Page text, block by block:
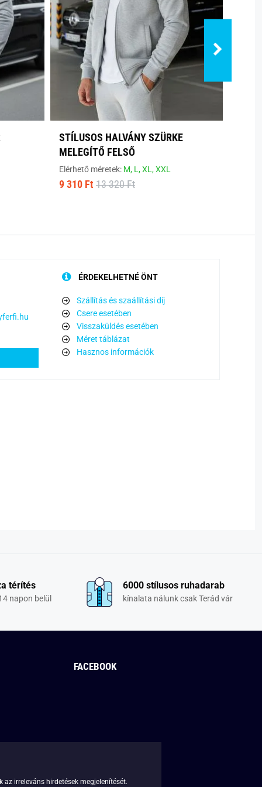
STÍLUSOS HALVÁNY SZÜRKE
MELEGÍTŐ FELSŐ
Elérhető méretek: M, L,XL,XXL
9 310 Ft 13 320 Ft
ÉRDEKELHETNÉ ÖNT
Szállítás és szaállítási díj
Csere esetében
Visszaküldés esetében
Méret táblázat
Hasznos információk
térítés
napon belül
6000 stílusos ruhadarab
kínalata nálunk csak Terád vár
FACEBOOK
irreleváns hirdetések megjelenítését.